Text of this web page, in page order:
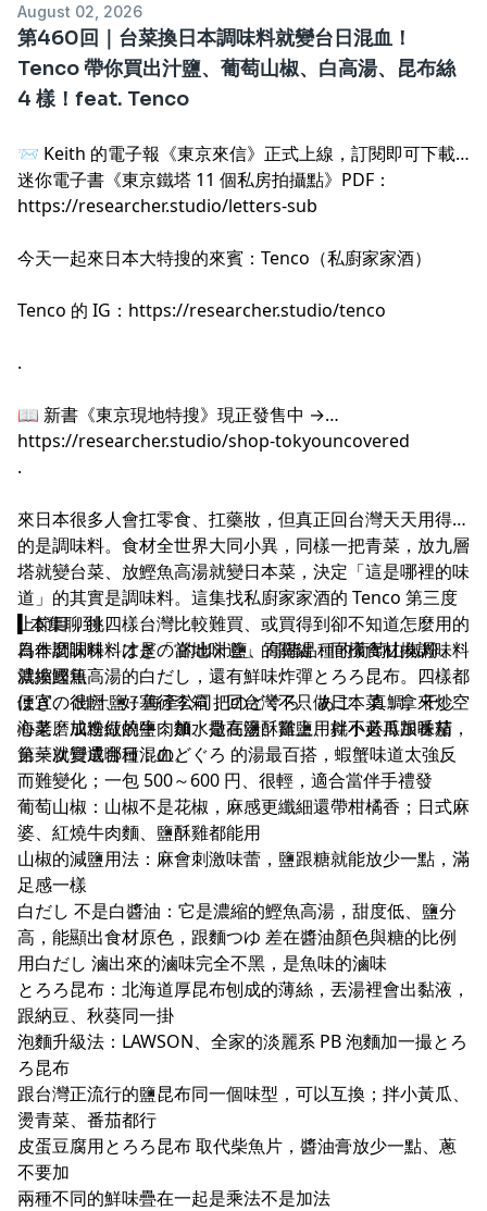
August 02, 2026
第460回｜台菜換日本調味料就變台日混血！
Tenco 帶你買出汁鹽、葡萄山椒、白高湯、昆布絲
4 樣！feat. Tenco
📨 Keith 的電子報《東京來信》正式上線，訂閱即可下載
迷你電子書《東京鐵塔 11 個私房拍攝點》PDF：
https://researcher.studio/letters-sub
.
今天一起來日本大特搜的來賓：Tenco（私廚家家酒）
Tenco 的 IG： https://researcher.studio/tenco
.
📖 新書《東京現地特搜》現正發售中 →
https://researcher.studio/shop-tokyouncovered
.
來日本很多人會扛零食、扛藥妝，但真正回台灣天天用得到
的是調味料。食材全世界大同小異，同樣一把青菜，放九層
塔就變台菜、放鰹魚高湯就變日本菜，決定「這是哪裡的味
道」的其實是調味料。這集找私廚家家酒的 Tenco 第三度
上節目，挑四樣台灣比較難買、或買得到卻不知道怎麼用的
日本調味料：はぎの 的出汁鹽、高階品種的葡萄山椒粉、
濃縮鰹魚高湯的白だし，還有鮮味炸彈とろろ昆布。四樣都
便宜、很輕、好塞行李箱，回台灣不只做日本菜，拿來炒空
心菜、加進紅燒牛肉麵、撒在鹽酥雞上、拌小黃瓜跟番茄，
台菜就變成台日混血。
.
▍本集聊到
為什麼調味料才是「當地味道」的關鍵：同樣食材換調味料
就換國籍
はぎの 出汁鹽：海產公司把のどぐろ、あご、真鯛、干し
海老磨成粉做的鹽，加水是高湯、當鹽用就不必再加味精
第一次買選哪種：のどぐろ 的湯最百搭，蝦蟹味道太強反
而難變化；一包 500～600 円、很輕，適合當伴手禮發
葡萄山椒：山椒不是花椒，麻感更纖細還帶柑橘香；日式麻
婆、紅燒牛肉麵、鹽酥雞都能用
山椒的減鹽用法：麻會刺激味蕾，鹽跟糖就能放少一點，滿
足感一樣
白だし 不是白醬油：它是濃縮的鰹魚高湯，甜度低、鹽分
高，能顯出食材原色，跟麵つゆ 差在醬油顏色與糖的比例
用白だし 滷出來的滷味完全不黑，是魚味的滷味
とろろ昆布：北海道厚昆布刨成的薄絲，丟湯裡會出黏液，
跟納豆、秋葵同一掛
泡麵升級法：LAWSON、全家的淡麗系 PB 泡麵加一撮とろ
ろ昆布
跟台灣正流行的鹽昆布同一個味型，可以互換；拌小黃瓜、
燙青菜、番茄都行
皮蛋豆腐用とろろ昆布 取代柴魚片，醬油膏放少一點、蔥
不要加
兩種不同的鮮味疊在一起是乘法不是加法